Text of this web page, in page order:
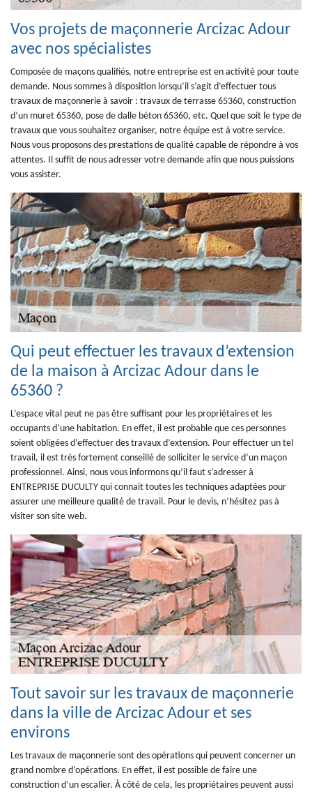
Vos projets de maçonnerie Arcizac Adour
avec nos spécialistes
Composée de maçons qualifiés, notre entreprise est en activité pour toute
demande. Nous sommes à disposition lorsqu’il s’agit d’effectuer tous
travaux de maçonnerie à savoir : travaux de terrasse 65360, construction
d’un muret 65360, pose de dalle béton 65360, etc. Quel que soit le type de
travaux que vous souhaitez organiser, notre équipe est à votre service.
Nous vous proposons des prestations de qualité capable de répondre à vos
attentes. Il suffit de nous adresser votre demande afin que nous puissions
vous assister.
Qui peut effectuer les travaux d’extension
de la maison à Arcizac Adour dans le
65360 ?
L’espace vital peut ne pas être suffisant pour les propriétaires et les
occupants d’une habitation. En effet, il est probable que ces personnes
soient obligées d’effectuer des travaux d’extension. Pour effectuer un tel
travail, il est très fortement conseillé de solliciter le service d’un maçon
professionnel. Ainsi, nous vous informons qu’il faut s’adresser à
ENTREPRISE DUCULTY qui connait toutes les techniques adaptées pour
assurer une meilleure qualité de travail. Pour le devis, n’hésitez pas à
visiter son site web.
Tout savoir sur les travaux de maçonnerie
dans la ville de Arcizac Adour et ses
environs
Les travaux de maçonnerie sont des opérations qui peuvent concerner un
grand nombre d’opérations. En effet, il est possible de faire une
construction d’un escalier. À côté de cela, les propriétaires peuvent aussi